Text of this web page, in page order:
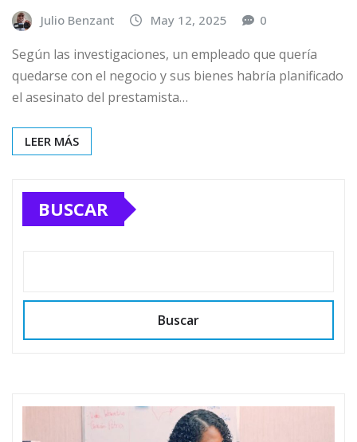
Julio Benzant May 12, 2025 0
Según las investigaciones, un empleado que quería
quedarse con el negocio y sus bienes habría planificado
el asesinato del prestamista…
LEER MÁS
BUSCAR
Buscar